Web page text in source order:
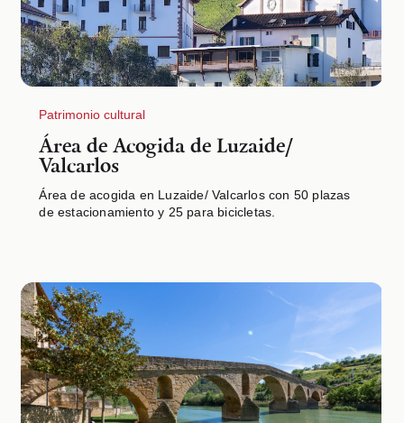
Patrimonio cultural
Área de Acogida de Luzaide/
Valcarlos
Área de acogida en Luzaide/ Valcarlos con 50 plazas
de estacionamiento y 25 para bicicletas.